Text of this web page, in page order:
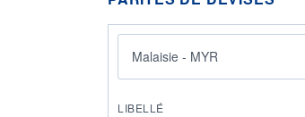
Malaisie - MYR
LIBELLÉ